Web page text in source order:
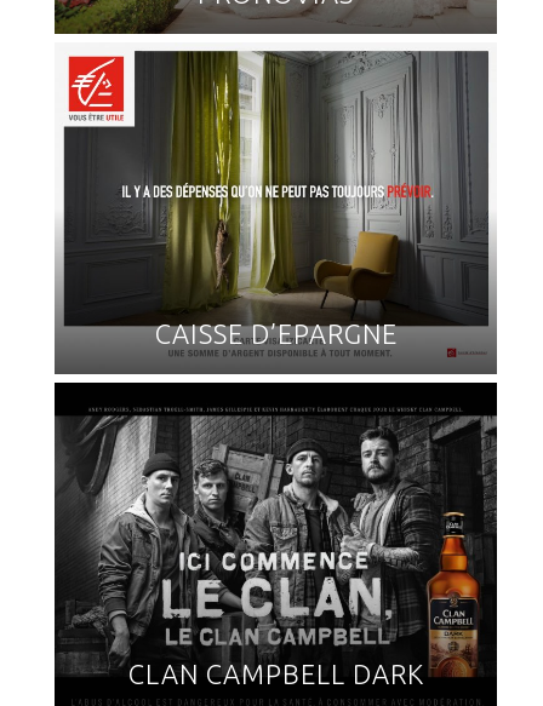
CAISSE D’EPARGNE
CLAN CAMPBELL DARK